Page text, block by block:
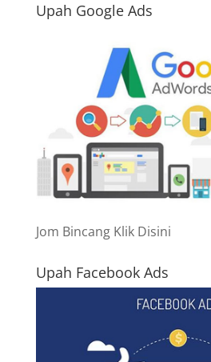
Upah Google Ads
Jom Bincang Klik Disini
Upah Facebook Ads